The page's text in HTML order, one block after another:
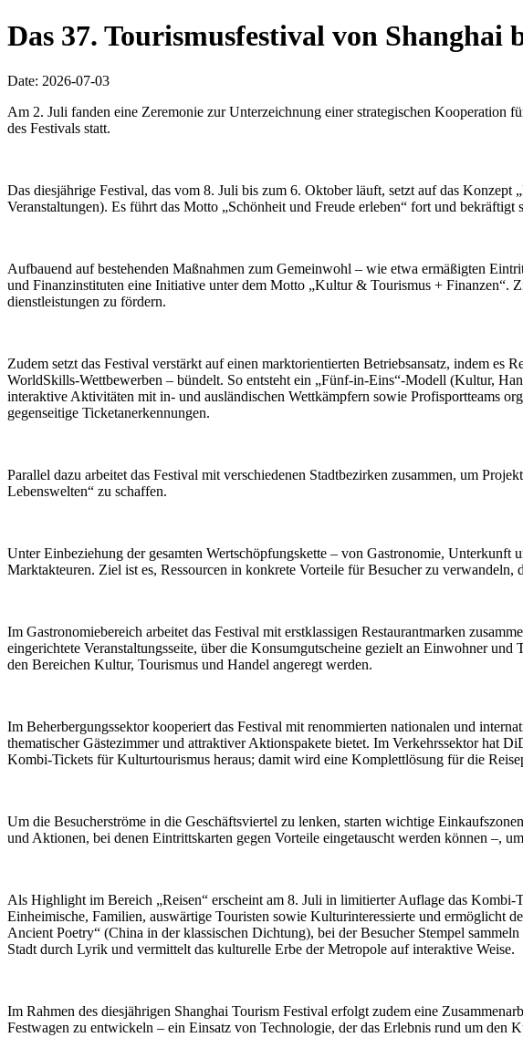
Das 37. Tourismusfestival von Shanghai
Date: 2026-07-03
Am 2. Juli fanden eine Zeremonie zur Unterzeichnung einer strategischen Kooperation
des Festivals statt.
Das diesjährige Festival, das vom 8. Juli bis zum 6. Oktober läuft, setzt auf das Konzept
Veranstaltungen). Es führt das Motto „Schönheit und Freude erleben“ fort und bekräftigt
Aufbauend auf bestehenden Maßnahmen zum Gemeinwohl – wie etwa ermäßigten
und Finanzinstituten eine Initiative unter dem Motto „Kultur & Tourismus + Finanzen“.
dienstleistungen zu fördern.
Zudem setzt das Festival verstärkt auf einen marktorientierten Betriebsansatz, indem
WorldSkills-Wettbewerben – bündelt. So entsteht ein „Fünf-in-Eins“-Modell (Kultur,
interaktive Aktivitäten mit in- und ausländischen Wettkämpfern sowie Profisportteams
gegenseitige Ticketanerkennungen.
Parallel dazu arbeitet das Festival mit verschiedenen Stadtbezirken zusammen, um
Lebenswelten“ zu schaffen.
Unter Einbeziehung der gesamten Wertschöpfungskette – von Gastronomie,
Marktakteuren. Ziel ist es, Ressourcen in konkrete Vorteile für Besucher zu
Im Gastronomiebereich arbeitet das Festival mit erstklassigen Restaurantmarken
eingerichtete Veranstaltungsseite, über die Konsumgutscheine gezielt an Einwohner
den Bereichen Kultur, Tourismus und Handel angeregt werden.
Im Beherbergungssektor kooperiert das Festival mit renommierten nationalen und
thematischer Gästezimmer und attraktiver Aktionspakete bietet. Im Verkehrssektor hat
Kombi-Tickets für Kulturtourismus heraus; damit wird eine Komplettlösung für die
Um die Besucherströme in die Geschäftsviertel zu lenken, starten wichtige
und Aktionen, bei denen Eintrittskarten gegen Vorteile eingetauscht werden können –,
Als Highlight im Bereich „Reisen“ erscheint am 8. Juli in limitierter Auflage das
Einheimische, Familien, auswärtige Touristen sowie Kulturinteressierte und
Ancient Poetry“ (China in der klassischen Dichtung), bei der Besucher Stempel
Stadt durch Lyrik und vermittelt das kulturelle Erbe der Metropole auf interaktive Weise.
Im Rahmen des diesjährigen Shanghai Tourism Festival erfolgt zudem eine
Festwagen zu entwickeln – ein Einsatz von Technologie, der das Erlebnis rund um den